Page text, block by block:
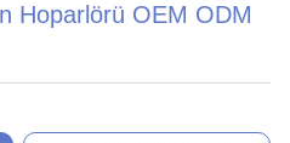
Hoparlörü OEM ODM